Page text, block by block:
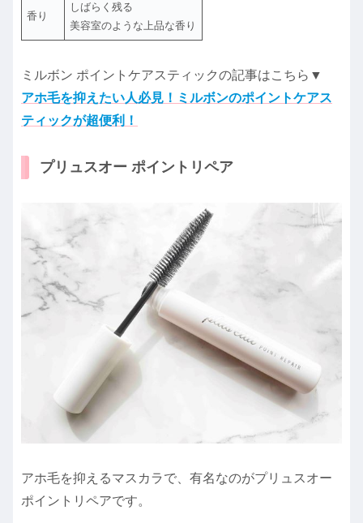
香り
しばらく残る
美容室のような上品な香り
ミルボン ポイントケアスティックの記事はこちら▼
アホ毛を抑えたい人必見！ミルボンのポイントケアス
ティックが超便利！
プリュスオー ポイントリペア
アホ毛を抑えるマスカラで、有名なのがプリュスオー
ポイントリペアです。